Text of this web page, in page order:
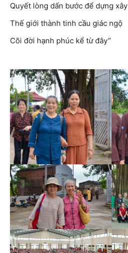
Quyết lòng dấn bước để dựng xây
Thế giới thành tinh cầu giác ngộ
Cõi đời hạnh phúc kể từ đây”